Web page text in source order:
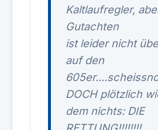
Kaltlaufregler,
Gutachten
ist leider nicht
auf den
DOCH plötzlich
dem nichts: DIE